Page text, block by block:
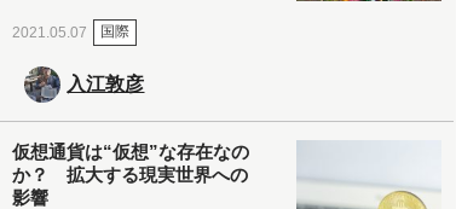
2021.05.07 国際
入江敦彦
仮想通貨は“仮想”な存在なの
か？ 拡大する現実世界への
影響